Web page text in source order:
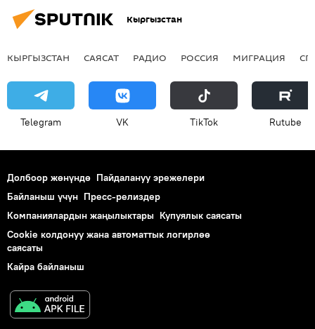
Кыргызстан
КЫРГЫЗСТАН САЯСАТ РАДИО РОССИЯ МИГРАЦИЯ
Telegram VK ТikТоk Rutube
Долбоор жөнүндө Пайдалануу эрежелери
Байланыш үчүн Пресс-релиздер
Компаниялардын жаңылыктары Купуялык саясаты
Cookie колдонуу жана автоматтык логирлөө
саясаты
Кайра байланыш